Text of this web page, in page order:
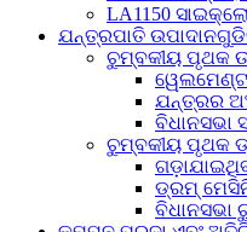
LA1150
ଯନ୍ତ୍ରପାତି
ଚୁମ୍ବକୀୟ ପୃଥକ
ଯନ୍ତ୍ରର
ବିଧାନସଭା
ଚୁମ୍ବକୀୟ ପୃଥକ
ଡ୍ରମ୍
ବିଧାନସଭା